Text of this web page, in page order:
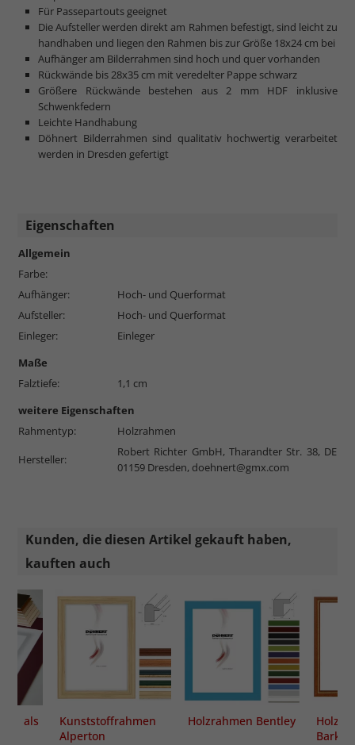
Für Passepartouts geeignet
Die Aufsteller werden direkt am Rahmen befestigt, sind leicht zu
handhaben und liegen den Rahmen bis zur Größe 18x24 cm bei
Aufhänger am Bilderrahmen sind hoch und quer vorhanden
Rückwände bis 28x35 cm mit veredelter Pappe schwarz
Größere Rückwände bestehen aus 2 mm HDF inklusive
Schwenkfedern
Leichte Handhabung
Döhnert Bilderrahmen sind qualitativ hochwertig verarbeitet
werden in Dresden gefertigt
Eigenschaften
Allgemein
Farbe:
Aufhänger:
Hoch- und Querformat
Aufsteller:
Hoch- und Querformat
Einleger:
Einleger
Maße
Falztiefe:
1,1 cm
weitere Eigenschaften
Rahmentyp:
Holzrahmen
Hersteller:
Robert Richter GmbH, Tharandter Str. 38, DE
01159 Dresden, doehnert@gmx.com
Kunden, die diesen Artikel gekauft haben,
kauften auch
als
Kunststoffrahmen
Alperton
Holzrahmen Bentley